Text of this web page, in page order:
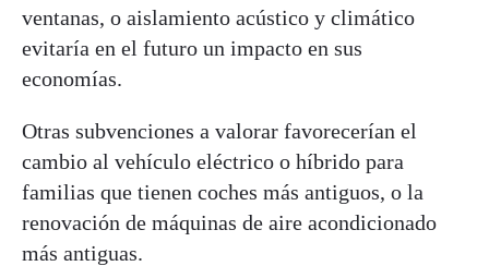
ventanas, o aislamiento acústico y climático
evitaría en el futuro un impacto en sus
economías.
Otras subvenciones a valorar favorecerían el
cambio al vehículo eléctrico o híbrido para
familias que tienen coches más antiguos, o la
renovación de máquinas de aire acondicionado
más antiguas.